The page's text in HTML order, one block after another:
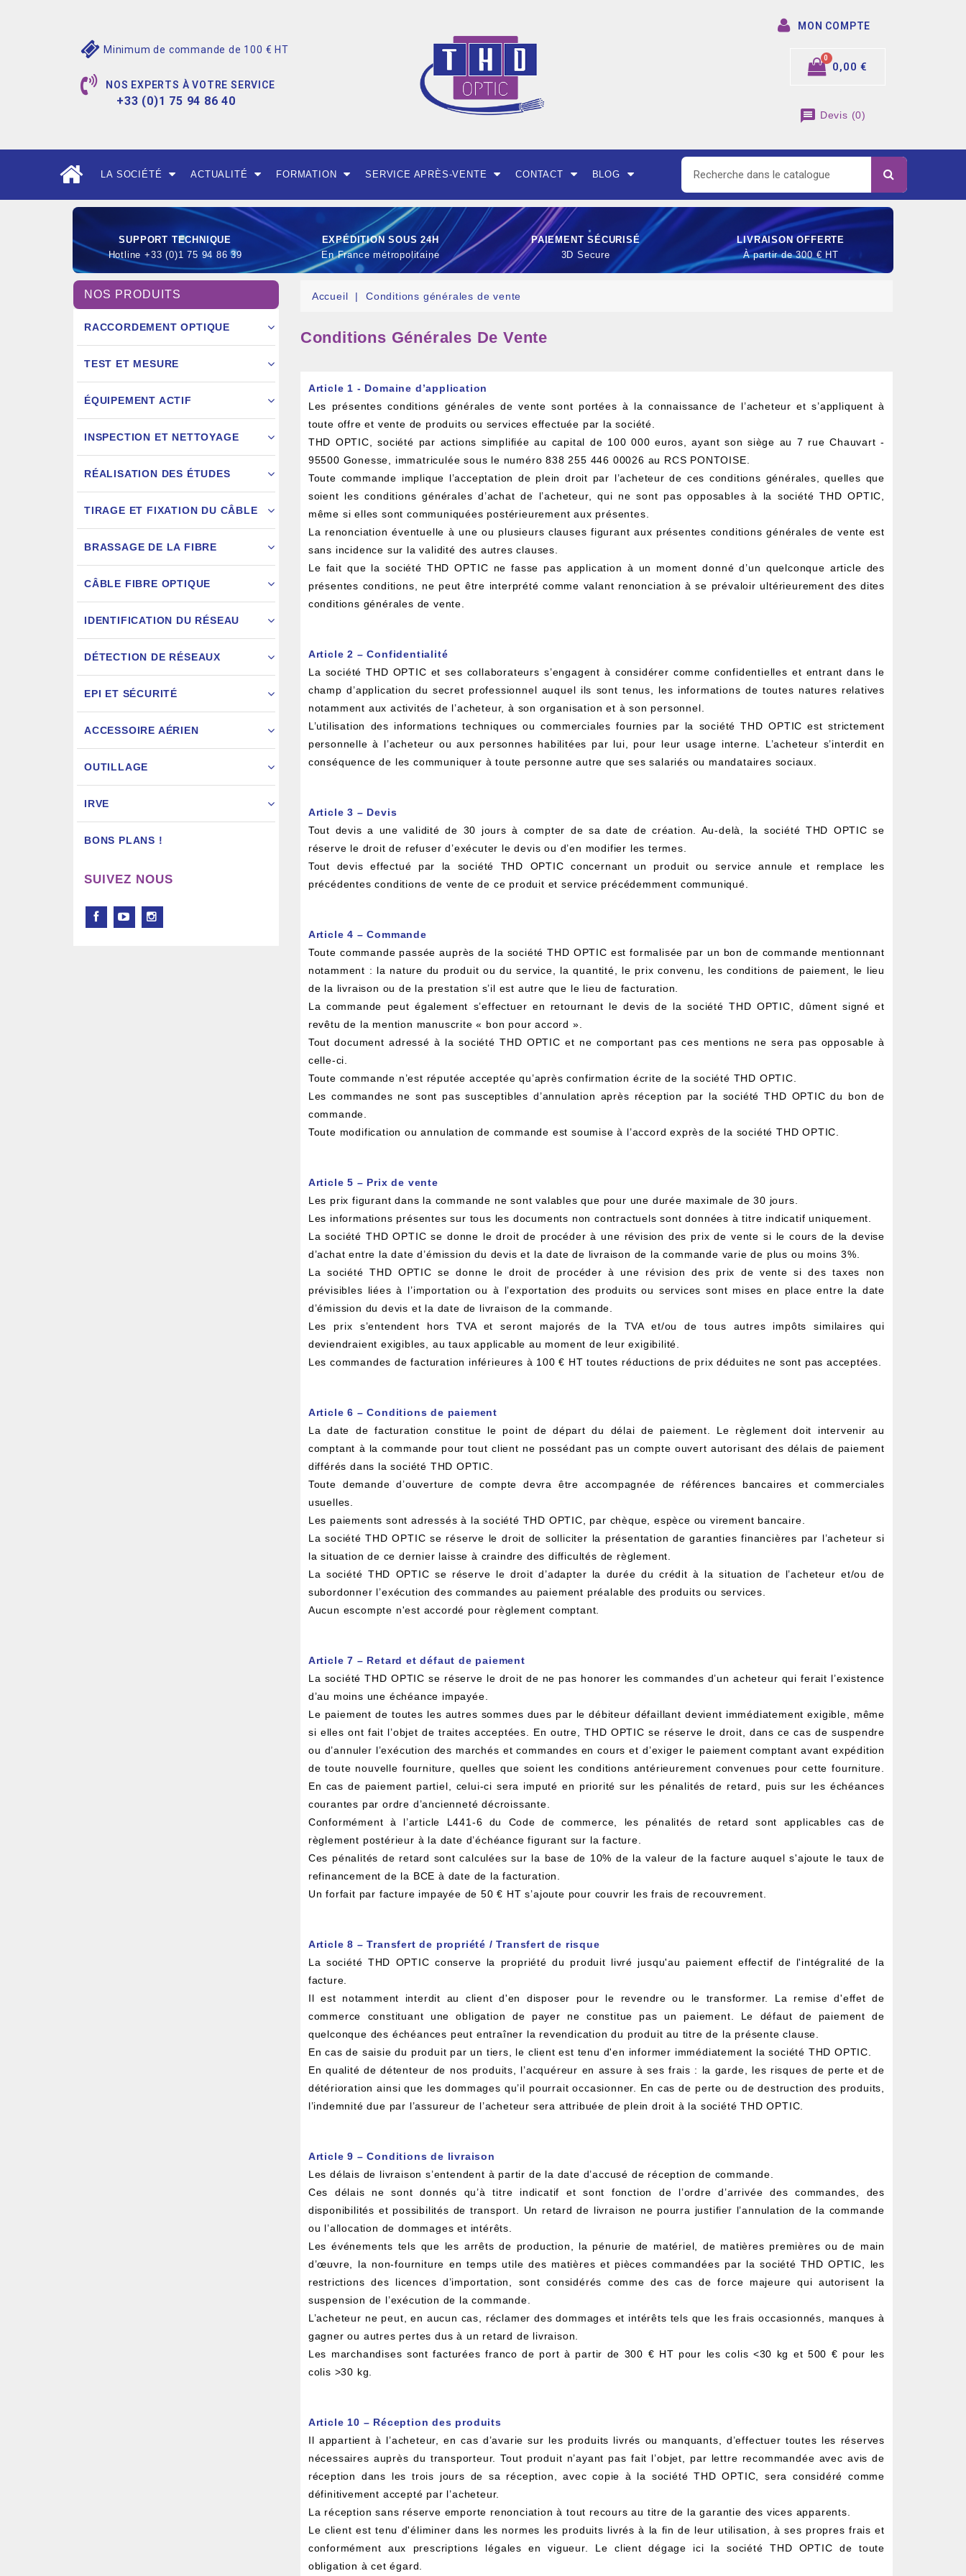
Minimum de commande de 100 € HT
NOS EXPERTS À VOTRE SERVICE
+33 (0)1 75 94 86 40
MON COMPTE
0,00 €
message Devis (0)
LA SOCIÉTÉ ACTUALITÉ FORMATION SERVICE APRÈS-VENTE CONTACT BLOG
SUPPORT TECHNIQUE
Hotline +33 (0)1 75 94 86 39
EXPÉDITION SOUS 24H
En France métropolitaine
PAIEMENT SÉCURISÉ
3D Secure
LIVRAISON OFFERTE
À partir de 300 € HT
NOS PRODUITS
RACCORDEMENT OPTIQUE
TEST ET MESURE
ÉQUIPEMENT ACTIF
INSPECTION ET NETTOYAGE
RÉALISATION DES ÉTUDES
TIRAGE ET FIXATION DU CÂBLE
BRASSAGE DE LA FIBRE
CÂBLE FIBRE OPTIQUE
IDENTIFICATION DU RÉSEAU
DÉTECTION DE RÉSEAUX
EPI ET SÉCURITÉ
ACCESSOIRE AÉRIEN
OUTILLAGE
IRVE
BONS PLANS !
SUIVEZ NOUS
Accueil Conditions générales de vente
Conditions Générales De Vente
Article 1 - Domaine d’application
Les présentes conditions générales de vente sont portées à la connaissance de l’acheteur et s’appliquent à
toute offre et vente de produits ou services effectuée par la société.
THD OPTIC, société par actions simplifiée au capital de 100 000 euros, ayant son siège au 7 rue Chauvart -
95500 Gonesse, immatriculée sous le numéro 838 255 446 00026 au RCS PONTOISE.
Toute commande implique l’acceptation de plein droit par l’acheteur de ces conditions générales, quelles que
soient les conditions générales d’achat de l’acheteur, qui ne sont pas opposables à la société THD OPTIC,
même si elles sont communiquées postérieurement aux présentes.
La renonciation éventuelle à une ou plusieurs clauses figurant aux présentes conditions générales de vente est
sans incidence sur la validité des autres clauses.
Le fait que la société THD OPTIC ne fasse pas application à un moment donné d’un quelconque article des
présentes conditions, ne peut être interprété comme valant renonciation à se prévaloir ultérieurement des dites
conditions générales de vente.
Article 2 – Confidentialité
La société THD OPTIC et ses collaborateurs s’engagent à considérer comme confidentielles et entrant dans le
champ d’application du secret professionnel auquel ils sont tenus, les informations de toutes natures relatives
notamment aux activités de l’acheteur, à son organisation et à son personnel.
L’utilisation des informations techniques ou commerciales fournies par la société THD OPTIC est strictement
personnelle à l’acheteur ou aux personnes habilitées par lui, pour leur usage interne. L’acheteur s’interdit en
conséquence de les communiquer à toute personne autre que ses salariés ou mandataires sociaux.
Article 3 – Devis
Tout devis a une validité de 30 jours à compter de sa date de création. Au-delà, la société THD OPTIC se
réserve le droit de refuser d’exécuter le devis ou d’en modifier les termes.
Tout devis effectué par la société THD OPTIC concernant un produit ou service annule et remplace les
précédentes conditions de vente de ce produit et service précédemment communiqué.
Article 4 – Commande
Toute commande passée auprès de la société THD OPTIC est formalisée par un bon de commande mentionnant
notamment : la nature du produit ou du service, la quantité, le prix convenu, les conditions de paiement, le lieu
de la livraison ou de la prestation s’il est autre que le lieu de facturation.
La commande peut également s’effectuer en retournant le devis de la société THD OPTIC, dûment signé et
revêtu de la mention manuscrite « bon pour accord ».
Tout document adressé à la société THD OPTIC et ne comportant pas ces mentions ne sera pas opposable à
celle-ci.
Toute commande n’est réputée acceptée qu’après confirmation écrite de la société THD OPTIC.
Les commandes ne sont pas susceptibles d’annulation après réception par la société THD OPTIC du bon de
commande.
Toute modification ou annulation de commande est soumise à l’accord exprès de la société THD OPTIC.
Article 5 – Prix de vente
Les prix figurant dans la commande ne sont valables que pour une durée maximale de 30 jours.
Les informations présentes sur tous les documents non contractuels sont données à titre indicatif uniquement.
La société THD OPTIC se donne le droit de procéder à une révision des prix de vente si le cours de la devise
d’achat entre la date d’émission du devis et la date de livraison de la commande varie de plus ou moins 3%.
La société THD OPTIC se donne le droit de procéder à une révision des prix de vente si des taxes non
prévisibles liées à l’importation ou à l’exportation des produits ou services sont mises en place entre la date
d’émission du devis et la date de livraison de la commande.
Les prix s’entendent hors TVA et seront majorés de la TVA et/ou de tous autres impôts similaires qui
deviendraient exigibles, au taux applicable au moment de leur exigibilité.
Les commandes de facturation inférieures à 100 € HT toutes réductions de prix déduites ne sont pas acceptées.
Article 6 – Conditions de paiement
La date de facturation constitue le point de départ du délai de paiement. Le règlement doit intervenir au
comptant à la commande pour tout client ne possédant pas un compte ouvert autorisant des délais de paiement
différés dans la société THD OPTIC.
Toute demande d’ouverture de compte devra être accompagnée de références bancaires et commerciales
usuelles.
Les paiements sont adressés à la société THD OPTIC, par chèque, espèce ou virement bancaire.
La société THD OPTIC se réserve le droit de solliciter la présentation de garanties financières par l’acheteur si
la situation de ce dernier laisse à craindre des difficultés de règlement.
La société THD OPTIC se réserve le droit d’adapter la durée du crédit à la situation de l’acheteur et/ou de
subordonner l’exécution des commandes au paiement préalable des produits ou services.
Aucun escompte n'est accordé pour règlement comptant.
Article 7 – Retard et défaut de paiement
La société THD OPTIC se réserve le droit de ne pas honorer les commandes d’un acheteur qui ferait l’existence
d’au moins une échéance impayée.
Le paiement de toutes les autres sommes dues par le débiteur défaillant devient immédiatement exigible, même
si elles ont fait l’objet de traites acceptées. En outre, THD OPTIC se réserve le droit, dans ce cas de suspendre
ou d’annuler l’exécution des marchés et commandes en cours et d’exiger le paiement comptant avant expédition
de toute nouvelle fourniture, quelles que soient les conditions antérieurement convenues pour cette fourniture.
En cas de paiement partiel, celui-ci sera imputé en priorité sur les pénalités de retard, puis sur les échéances
courantes par ordre d’ancienneté décroissante.
Conformément à l’article L441-6 du Code de commerce, les pénalités de retard sont applicables cas de
règlement postérieur à la date d’échéance figurant sur la facture.
Ces pénalités de retard sont calculées sur la base de 10% de la valeur de la facture auquel s'ajoute le taux de
refinancement de la BCE à date de la facturation.
Un forfait par facture impayée de 50 € HT s’ajoute pour couvrir les frais de recouvrement.
Article 8 – Transfert de propriété / Transfert de risque
La société THD OPTIC conserve la propriété du produit livré jusqu'au paiement effectif de l'intégralité de la
facture.
Il est notamment interdit au client d'en disposer pour le revendre ou le transformer. La remise d'effet de
commerce constituant une obligation de payer ne constitue pas un paiement. Le défaut de paiement de
quelconque des échéances peut entraîner la revendication du produit au titre de la présente clause.
En cas de saisie du produit par un tiers, le client est tenu d'en informer immédiatement la société THD OPTIC.
En qualité de détenteur de nos produits, l’acquéreur en assure à ses frais : la garde, les risques de perte et de
détérioration ainsi que les dommages qu’il pourrait occasionner. En cas de perte ou de destruction des produits,
l’indemnité due par l’assureur de l’acheteur sera attribuée de plein droit à la société THD OPTIC.
Article 9 – Conditions de livraison
Les délais de livraison s’entendent à partir de la date d’accusé de réception de commande.
Ces délais ne sont donnés qu’à titre indicatif et sont fonction de l’ordre d’arrivée des commandes, des
disponibilités et possibilités de transport. Un retard de livraison ne pourra justifier l’annulation de la commande
ou l’allocation de dommages et intérêts.
Les événements tels que les arrêts de production, la pénurie de matériel, de matières premières ou de main
d’œuvre, la non-fourniture en temps utile des matières et pièces commandées par la société THD OPTIC, les
restrictions des licences d’importation, sont considérés comme des cas de force majeure qui autorisent la
suspension de l’exécution de la commande.
L’acheteur ne peut, en aucun cas, réclamer des dommages et intérêts tels que les frais occasionnés, manques à
gagner ou autres pertes dus à un retard de livraison.
Les marchandises sont facturées franco de port à partir de 300 € HT pour les colis <30 kg et 500 € pour les
colis >30 kg.
Article 10 – Réception des produits
Il appartient à l’acheteur, en cas d’avarie sur les produits livrés ou manquants, d’effectuer toutes les réserves
nécessaires auprès du transporteur. Tout produit n’ayant pas fait l’objet, par lettre recommandée avec avis de
réception dans les trois jours de sa réception, avec copie à la société THD OPTIC, sera considéré comme
définitivement accepté par l’acheteur.
La réception sans réserve emporte renonciation à tout recours au titre de la garantie des vices apparents.
Le client est tenu d'éliminer dans les normes les produits livrés à la fin de leur utilisation, à ses propres frais et
conformément aux prescriptions légales en vigueur. Le client dégage ici la société THD OPTIC de toute
obligation à cet égard.